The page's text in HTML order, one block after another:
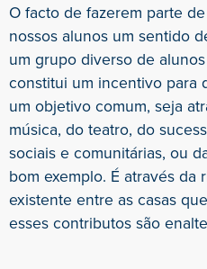
O facto de fazerem parte
nossos alunos um sentido
um grupo diverso de
constitui um incentivo para
um objetivo comum, seja
música, do teatro, do
sociais e comunitárias, ou
bom exemplo. É através da
existente entre as casas
esses contributos são